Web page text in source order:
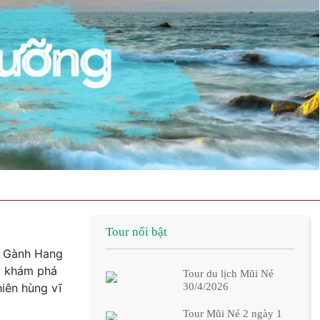
Hang
phá
hùng vĩ
Tour nổi bật
Tour du lịch Mũi Né
30/4/2026
Tour Mũi Né 2 ngày 1